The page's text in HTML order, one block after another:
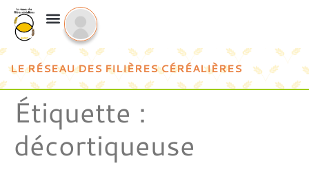
LE RÉSEAU DES FILIÈRES CÉRÉALIÈRES
Étiquette :
décortiqueuse